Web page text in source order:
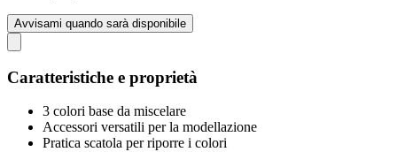
Avvisami quando sarà disponibile
Caratteristiche e proprietà
3 colori base da miscelare
Accessori versatili per la modellazione
Pratica scatola per riporre i colori